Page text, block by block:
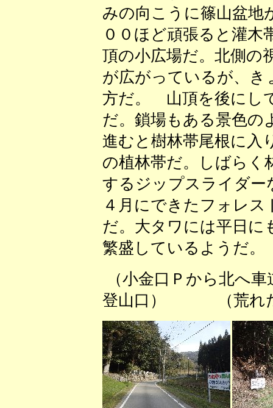
みの向こうに篠山盆地
００ほど頑張ると灌木
頂の小広場だ。北側の
が広がっているが、き
方だ。 山頂を後にし
だ。鎖場もある景色の
進むと樹林帯尾根に入
の植林帯だ。しばらく
するジップスライダー
４月にできたフォレ
だ。大タワには平日に
繁盛しているようだ。
（小金口Ｐから北
登山口） （荒れた